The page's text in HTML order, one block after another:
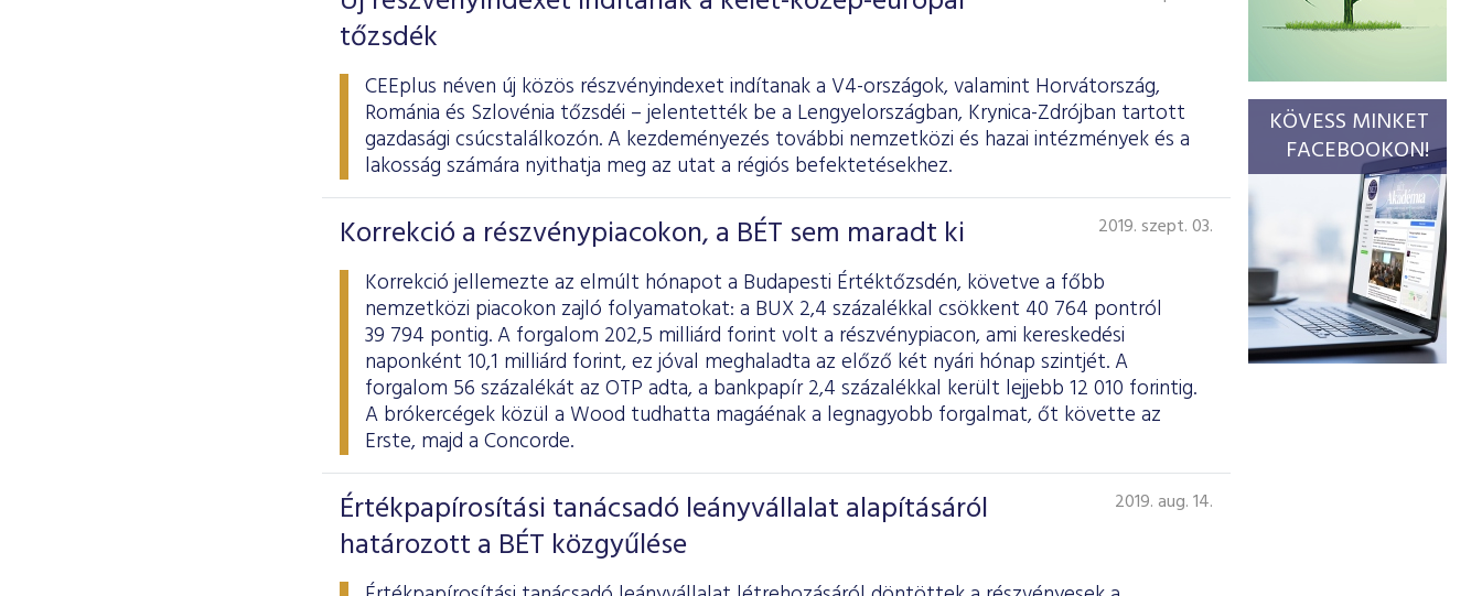
tőzsdék
CEEplus néven új közös részvényindexet indítanak a V4-országok, valamint Horvátország,
Románia és Szlovénia tőzsdéi – jelentették be a Lengyelországban, Krynica-Zdrójban tartott
gazdasági csúcstalálkozón. A kezdeményezés további nemzetközi és hazai intézmények és a
lakosság számára nyithatja meg az utat a régiós befektetésekhez.
Korrekció a részvénypiacokon, a BÉT sem maradt ki 2019. szept. 03.
Korrekció jellemezte az elmúlt hónapot a Budapesti Értéktőzsdén, követve a főbb
nemzetközi piacokon zajló folyamatokat: a BUX 2,4 százalékkal csökkent 40 764 pontról
39 794 pontig. A forgalom 202,5 milliárd forint volt a részvénypiacon, ami kereskedési
naponként 10,1 milliárd forint, ez jóval meghaladta az előző két nyári hónap szintjét. A
forgalom 56 százalékát az OTP adta, a bankpapír 2,4 százalékkal került lejjebb 12 010 forintig.
A brókercégek közül a Wood tudhatta magáénak a legnagyobb forgalmat, őt követte az
Erste, majd a Concorde.
Értékpapírosítási tanácsadó leányvállalat alapításáról
határozott a BÉT közgyűlése
2019. aug. 14.
KÖVESS MINKET
FACEBOOKON!